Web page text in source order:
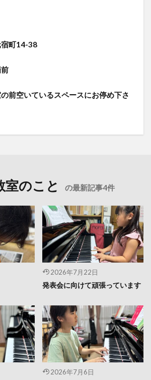
町14-38
前空いているスペースにお停め下さ
室のこと の最新記事4件
2026年7月22日
発表会に向けて頑張っています
2026年7月6日